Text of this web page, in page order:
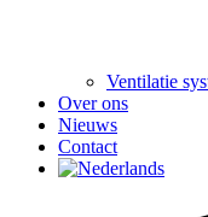
Ventilatie
Over ons
Nieuws
Contact